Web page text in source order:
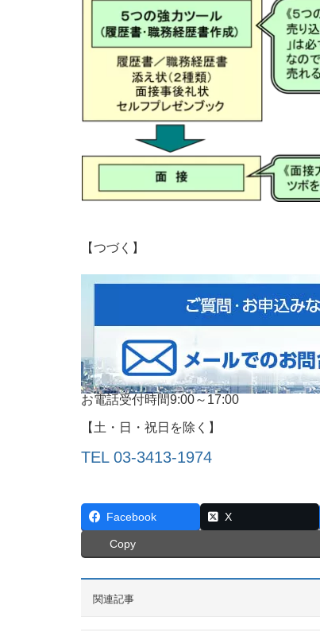
【つづく】
お電話受付時間9:00～17:00
【土・日・祝日を除く】
TEL 03-3413‐1974
Facebook X
Copy
関連記事